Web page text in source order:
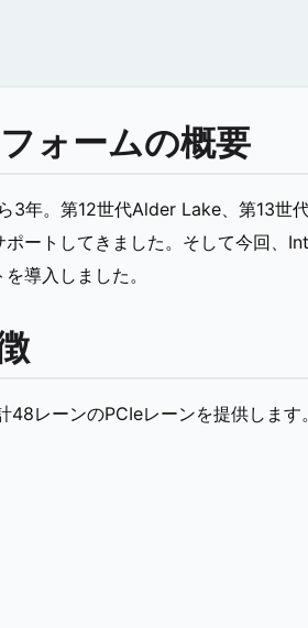
ォームの概要
3年。第12世代Alder Lake、第13世
ートしてきました。そして今回、
導入しました。
レーンのPCIeレーンを提供しま